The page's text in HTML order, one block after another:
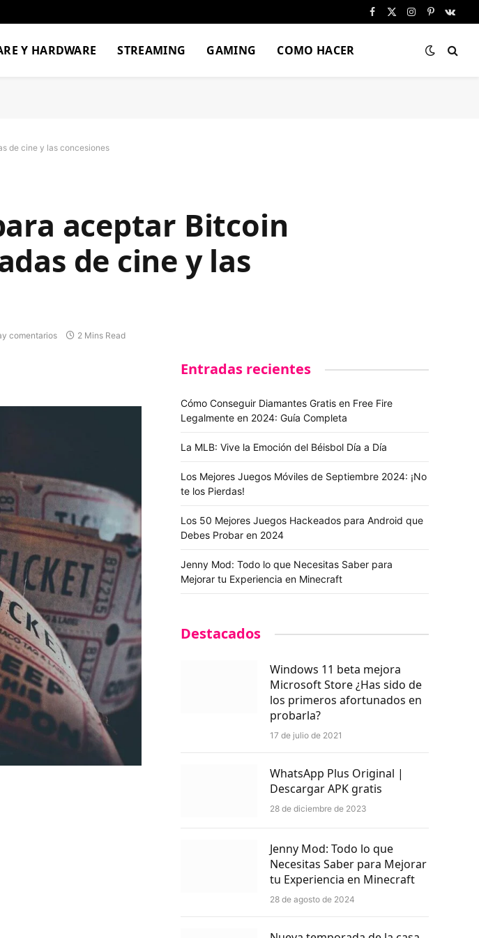
Facebook
X
Instagram
Pinterest
Y HARDWARE STREAMING GAMING COMO HACER
de cine y las concesiones
aceptar Bitcoin
de cine y las
comentarios 2 Mins Read
Entradas recientes
Cómo Conseguir Diamantes Gratis en Free Fire
Legalmente en 2024: Guía Completa
La MLB: Vive la Emoción del Béisbol Día a Día
Los Mejores Juegos Móviles de Septiembre 2024: ¡No
te los Pierdas!
Los 50 Mejores Juegos Hackeados para Android que
Debes Probar en 2024
Jenny Mod: Todo lo que Necesitas Saber para
Mejorar tu Experiencia en Minecraft
Destacados
Windows 11 beta mejora
Microsoft Store ¿Has sido de
los primeros afortunados en
probarla?
17 de julio de 2021
WhatsApp Plus Original |
Descargar APK gratis
28 de diciembre de 2023
Jenny Mod: Todo lo que
Necesitas Saber para Mejorar
tu Experiencia en Minecraft
28 de agosto de 2024